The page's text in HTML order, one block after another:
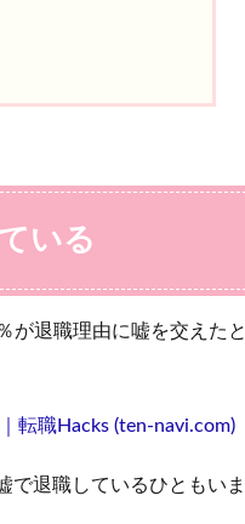
いる
が退職理由に嘘を交えたと
転職Hacks (ten-navi.com)
で退職しているひともいま